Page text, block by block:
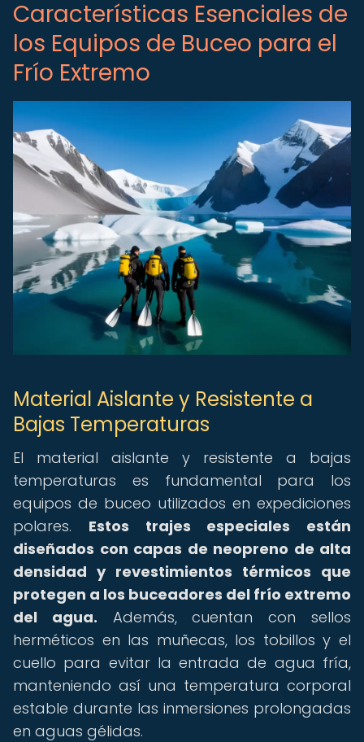
Características Esenciales de
los Equipos de Buceo para el
Frío Extremo
Material Aislante y Resistente a
Bajas Temperaturas
El material aislante y resistente a bajas
temperaturas es fundamental para los
equipos de buceo utilizados en expediciones
polares. Estos trajes especiales están
diseñados con capas de neopreno de alta
densidad y revestimientos térmicos que
protegen a los buceadores del frío extremo
del agua. Además, cuentan con sellos
herméticos en las muñecas, los tobillos y el
cuello para evitar la entrada de agua fría,
manteniendo así una temperatura corporal
estable durante las inmersiones prolongadas
en aguas gélidas.